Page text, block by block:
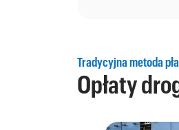
Tradycyjna metoda
Opłaty